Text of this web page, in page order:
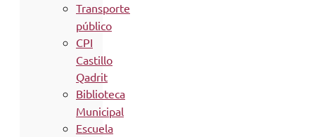
Transporte
público
CPI
Castillo
Qadrit
Biblioteca
Municipal
Escuela